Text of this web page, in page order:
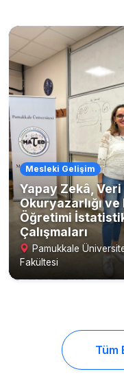
Mesleki Gelişim
Yapay Zekâ, Veri
Okuryazarlığı
Öğretimi
Çalışmaları
Pamukkale
Fakültesi
Tüm